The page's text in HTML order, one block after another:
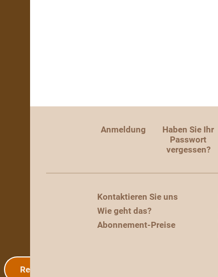
Registrierung
Anmeldung
Haben Sie Ihr
Passwort
vergessen?
Kontaktieren Sie uns
Wie geht das?
Abonnement-Preise